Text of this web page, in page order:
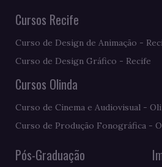
Cursos Recife
Curso de Design de Animação -
Curso de Design Gráfico - Recife
Cursos Olinda
Curso de Cinema e Audiovisual -
Curso de Produção Fonográfica -
Pós-Graduação